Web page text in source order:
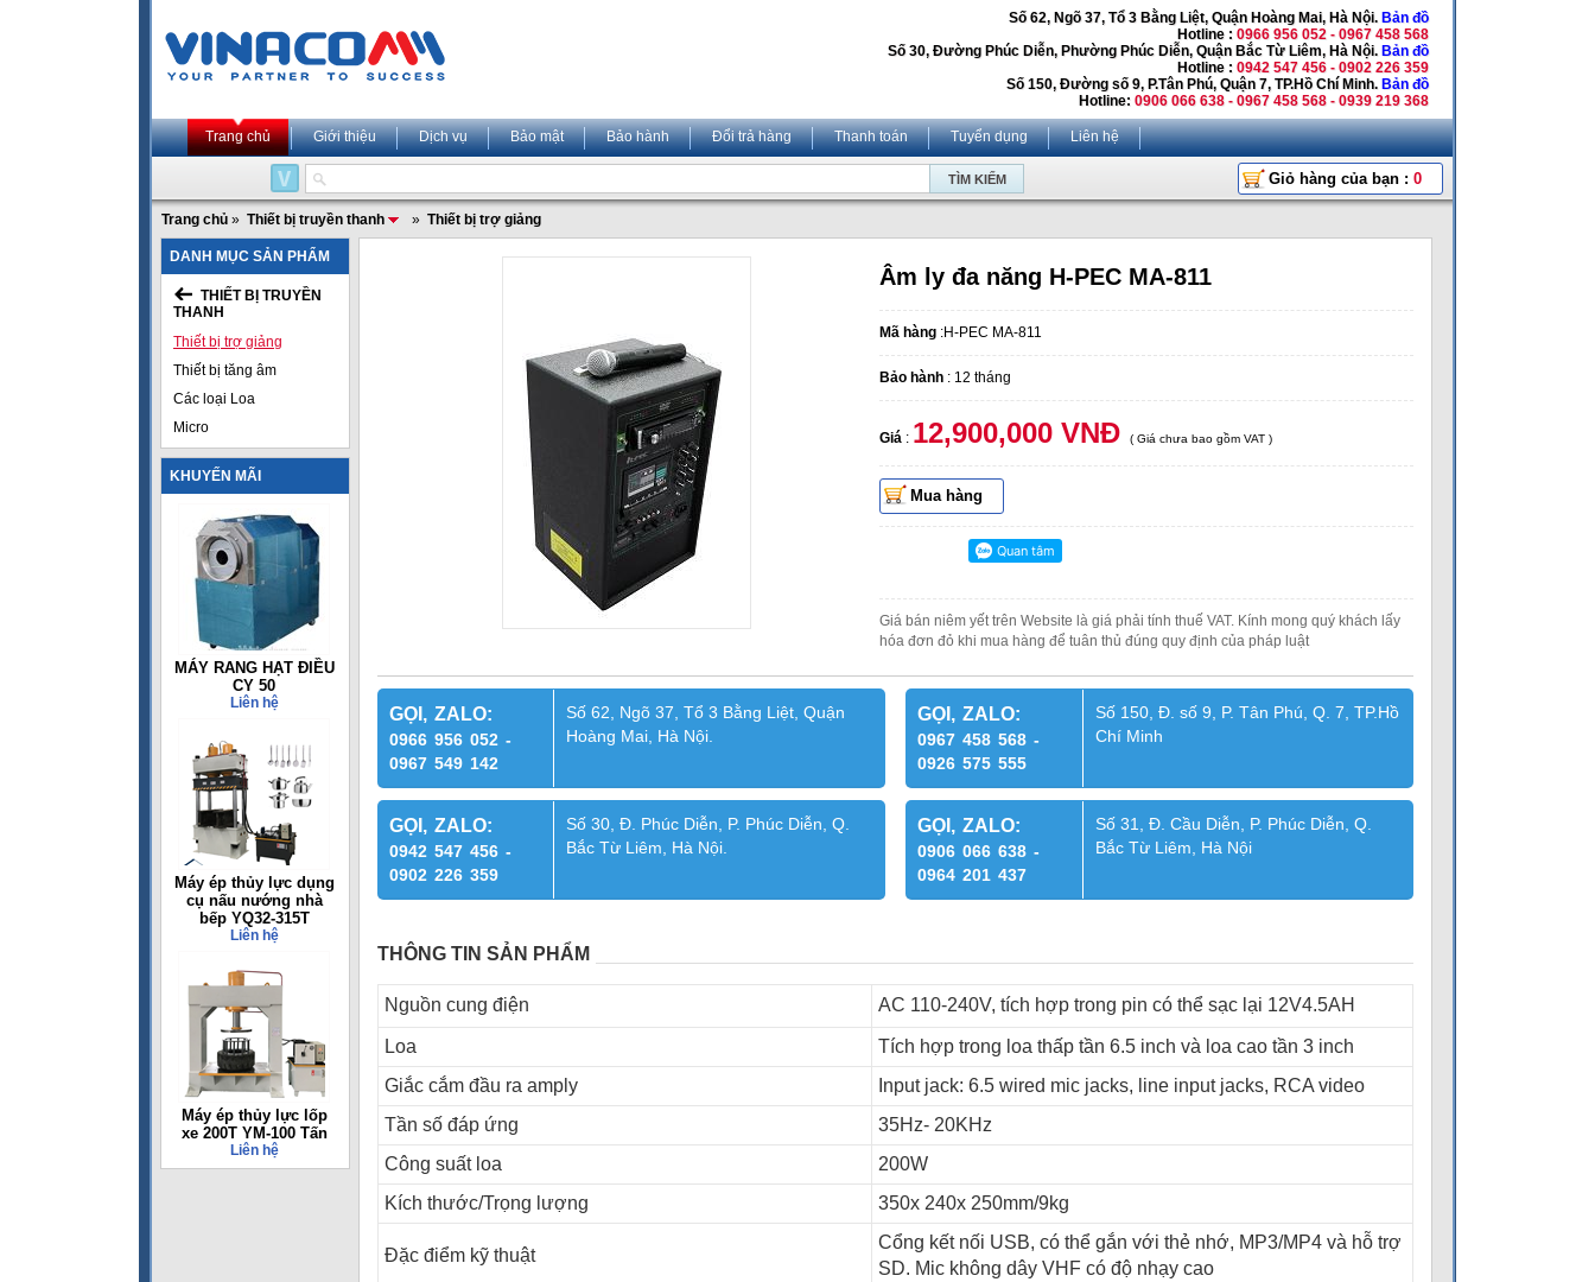
Số 62, Ngõ 37, Tổ 3 Bằng Liệt, Quận Hoàng Mai, Hà Nội. Bản đồ
Hotline : 0966 956 052 - 0967 458 568
Số 30, Đường Phúc Diễn, Phường Phúc Diễn, Quận Bắc Từ Liêm, Hà Nội. Bản đồ
Hotline : 0942 547 456 - 0902 226 359
Số 150, Đường số 9, P.Tân Phú, Quận 7, TP.Hồ Chí Minh. Bản đồ
Hotline: 0906 066 638 - 0967 458 568 - 0939 219 368
Trang chủ Giới thiệu Dịch vụ Bảo mật Bảo hành Đổi trả hàng Thanh toán Tuyển dụng Liên hệ
Giỏ hàng của bạn : 0
Trang chủ » Thiết bị truyền thanh » Thiết bị trợ giảng
DANH MỤC SẢN PHẨM
THIẾT BỊ TRUYỀN
THANH
Thiết bị trợ giảng
Thiết bị tăng âm
Các loại Loa
Micro
KHUYẾN MÃI
MÁY RANG HẠT ĐIỀU
CY 50
Liên hệ
Máy ép thủy lực dụng
cụ nấu nướng nhà
bếp YQ32-315T
Liên hệ
Máy ép thủy lực lốp
xe 200T YM-100 Tấn
Liên hệ
Âm ly đa năng H-PEC MA-811
Mã hàng :H-PEC MA-811
Bảo hành : 12 tháng
Giá : 12,900,000 VNĐ ( Giá chưa bao gồm VAT )
Mua hàng
Giá bán niêm yết trên Website là giá phải tính thuế VAT. Kính mong quý khách lấy
hóa đơn đỏ khi mua hàng để tuân thủ đúng quy định của pháp luật
GỌI, ZALO:
0966 956 052 -
0967 549 142
Số 62, Ngõ 37, Tổ 3 Bằng Liệt, Quận
Hoàng Mai, Hà Nội.
GỌI, ZALO:
0967 458 568 -
0926 575 555
Số 150, Đ. số 9, P. Tân Phú, Q. 7, TP.Hồ
Chí Minh
GỌI, ZALO:
0942 547 456 -
0902 226 359
Số 30, Đ. Phúc Diễn, P. Phúc Diễn, Q.
Bắc Từ Liêm, Hà Nội.
GỌI, ZALO:
0906 066 638 -
0964 201 437
Số 31, Đ. Cầu Diễn, P. Phúc Diễn, Q.
Bắc Từ Liêm, Hà Nội
THÔNG TIN SẢN PHẨM
Nguồn cung điện AC 110-240V, tích hợp trong pin có thể sạc lại 12V4.5AH
Loa
Tích hợp trong loa thấp tần 6.5 inch và loa cao tần 3 inch
Giắc cắm đầu ra amply
Input jack: 6.5 wired mic jacks, line input jacks, RCA video
Tần số đáp ứng
35Hz- 20KHz
Công suất loa
200W
Kích thước/Trọng lượng
350x 240x 250mm/9kg
Đặc điểm kỹ thuật
Cổng kết nối USB, có thể gắn với thẻ nhớ, MP3/MP4 và hỗ trợ
SD. Mic không dây VHF có độ nhạy cao